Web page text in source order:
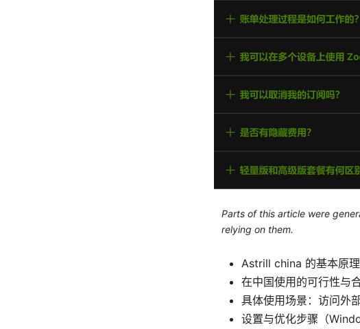
Parts of this article were
relying on them.
Astrill china 的基本原
在中国使用的可行性与
具体使用场景：访问外
设置与优化步骤（